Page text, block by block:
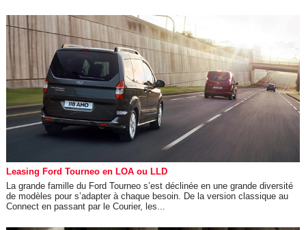
Leasing Ford Tourneo en LOA ou LLD
La grande famille du Ford Tourneo s’est déclinée en une grande diversité
de modèles pour s’adapter à chaque besoin. De la version classique au
Connect en passant par le Courier, les...